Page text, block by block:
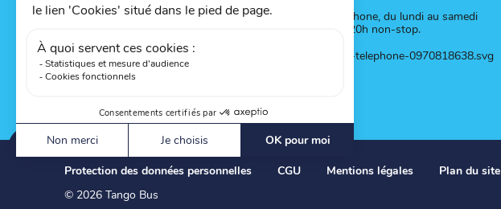
Par téléphone, du lundi au samedi
de 7h à 20h non-stop.
Protection des données personnelles CGU Mentions légales Plan du site
© 2026 Tango Bus